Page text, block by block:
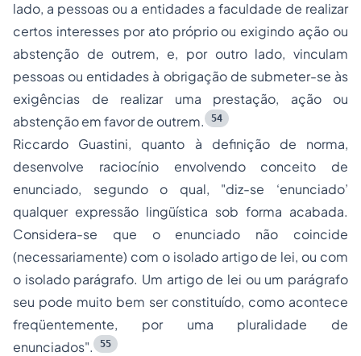
lado, a pessoas ou a entidades a faculdade de realizar
certos interesses por ato próprio ou exigindo ação ou
abstenção de outrem, e, por outro lado, vinculam
pessoas ou entidades à obrigação de submeter-se às
exigências de realizar uma prestação, ação ou
abstenção em favor de outrem.
54
Riccardo Guastini, quanto à definição de norma,
desenvolve raciocínio envolvendo conceito de
enunciado, segundo o qual, "diz-se ‘enunciado’
qualquer expressão lingüística sob forma acabada.
Considera-se que o enunciado não coincide
(necessariamente) com o isolado artigo de lei, ou com
o isolado parágrafo. Um artigo de lei ou um parágrafo
seu pode muito bem ser constituído, como acontece
freqüentemente, por uma pluralidade de
enunciados". 55